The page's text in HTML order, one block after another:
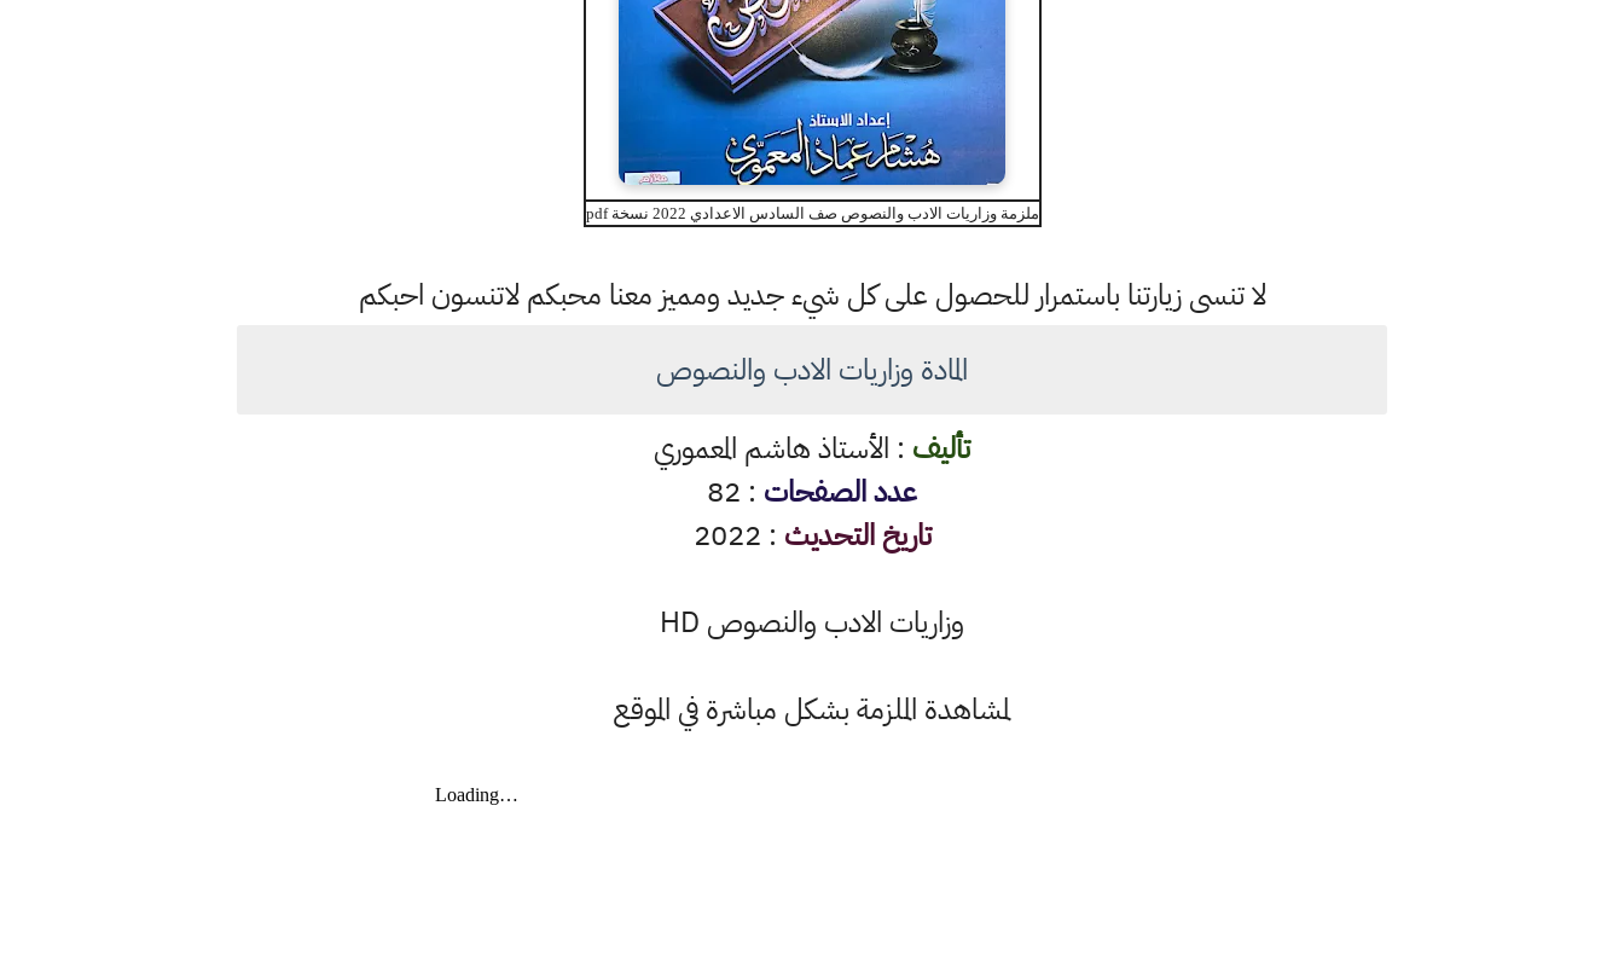
ملزمة وزاريات الادب والنصوص صف السادس الاعدادي 2022 نسخة pdf
لا تنسى زيارتنا باستمرار للحصول على كل شيء جديد ومميز معنا محبكم لاتنسون احبكم
المادة وزاريات الادب والنصوص
تأليف : الأستاذ هاشم المعموري
عدد الصفحات : 82
تاريخ التحديث : 2022
وزاريات الادب والنصوص HD
لمشاهدة الملزمة بشكل مباشرة في الموقع